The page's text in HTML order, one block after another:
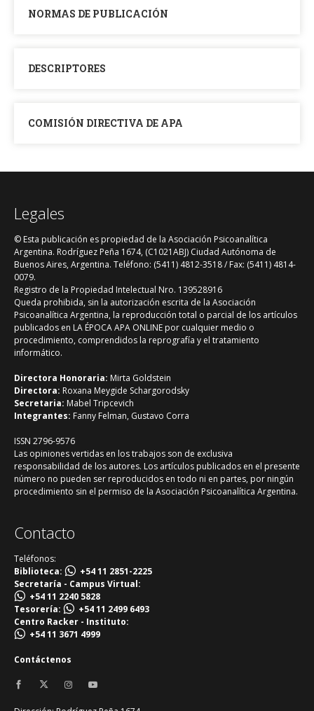
NORMAS DE PUBLICACIÓN
DESCRIPTORES
COMISIÓN DIRECTIVA DE APA
Legales
© Esta publicación es propiedad de la Asociación Psicoanalítica
Argentina. Rodríguez Peña 1674, (C1021ABJ) Ciudad Autónoma de
Buenos Aires, Argentina. Teléfono: (5411) 4812-3518 / Fax: (5411) 4814-
0079.
Registro de la Propiedad Intelectual Nro. 139528916
Queda prohibida, sin la autorización escrita de la Asociación
Psicoanalítica Argentina, la reproducción total o parcial de los artículos
publicados en LA ÉPOCA APA ONLINE por cualquier medio o
procedimiento, comprendidos la reprografía y el tratamiento
informático.
Directora Honoraria: Mirta Goldstein
Directora: Roxana Meygide Schargorodsky
Secretaria: Mabel Tripcevich
Integrantes: Fanny Felman, Gustavo Corra
ISSN 2796-9576
Las opiniones vertidas en los trabajos son de exclusiva
responsabilidad de los autores. Los artículos publicados en el presente
número no pueden ser reproducidos en todo ni en partes, por ningún
procedimiento sin el permiso de la Asociación Psicoanalítica Argentina.
Contacto
Teléfonos:
Biblioteca:
+54 11 2851-2225
Secretaría - Campus Virtual:
+54 11 2240 5828
Tesorería:
+54 11 2499 6493
Centro Racker - Instituto:
+54 11 3671 4999
Contáctenos